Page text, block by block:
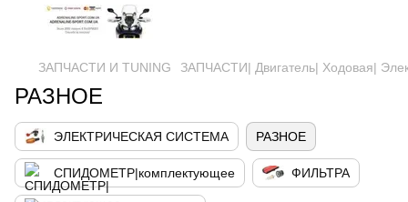
ЗАПЧАСТИ И ТUNING ЗАПЧАСТИ| Двигатель| Ходовая|
РАЗНОЕ
ЭЛЕКТРИЧЕСКАЯ СИСТЕМА РАЗНОЕ
СПИДОМЕТР|комплектующее ФИЛЬТРА